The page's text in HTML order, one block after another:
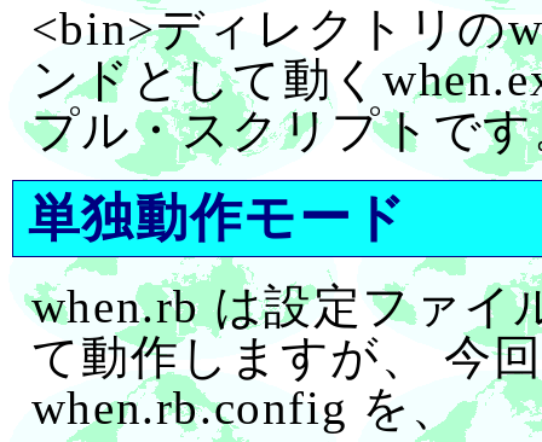
<bin>ディレクトリの
ンドとして動く
プル・スクリプトで
単独動作モード
when.rb は設定ファイ
て動作しますが、 今
when.rb.config を、